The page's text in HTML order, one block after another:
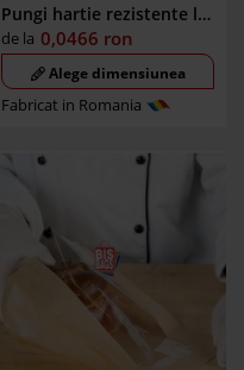
Pungi hartie rezistente la
grasime, 150gr. cartofi
de la 0,0466 ron
Alege dimensiunea
Fabricat in Romania